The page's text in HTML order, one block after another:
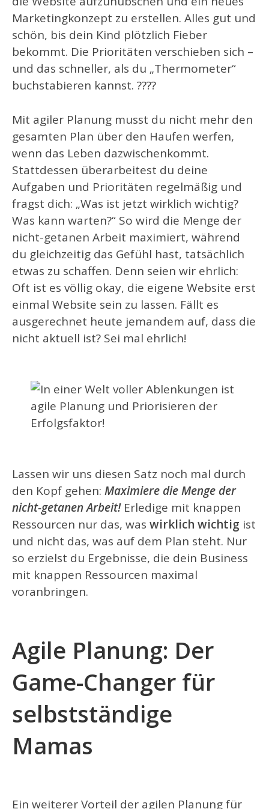
Marketingkonzept zu erstellen. Alles gut und
schön, bis dein Kind plötzlich Fieber
bekommt. Die Prioritäten verschieben sich –
und das schneller, als du „Thermometer“
buchstabieren kannst. ????
Mit agiler Planung musst du nicht mehr den
gesamten Plan über den Haufen werfen,
wenn das Leben dazwischenkommt.
Stattdessen überarbeitest du deine
Aufgaben und Prioritäten regelmäßig und
fragst dich: „Was ist jetzt wirklich wichtig?
Was kann warten?“ So wird die Menge der
nicht-getanen Arbeit maximiert, während
du gleichzeitig das Gefühl hast, tatsächlich
etwas zu schaffen. Denn seien wir ehrlich:
Oft ist es völlig okay, die eigene Website erst
einmal Website sein zu lassen. Fällt es
ausgerechnet heute jemandem auf, dass die
nicht aktuell ist? Sei mal ehrlich!
Lassen wir uns diesen Satz noch mal durch
den Kopf gehen: Maximiere die Menge der
nicht-getanen Arbeit!Erledige mit knappen
Ressourcen nur das, was wirklich wichtig ist
und nicht das, was auf dem Plan steht. Nur
so erzielst du Ergebnisse, die dein Business
mit knappen Ressourcen maximal
voranbringen.
Agile Planung: Der
Game-Changer für
selbstständige
Mamas
Ein weiterer Vorteil der agilen Planung für